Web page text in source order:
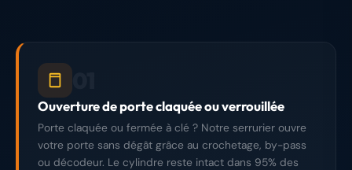
Ouverture de porte claquée ou verrouillée
Porte claquée ou fermée à clé ? Notre serrurier ouvre
votre porte sans dégât grâce au crochetage, by-pass
ou décodeur. Le cylindre reste intact dans 95% des